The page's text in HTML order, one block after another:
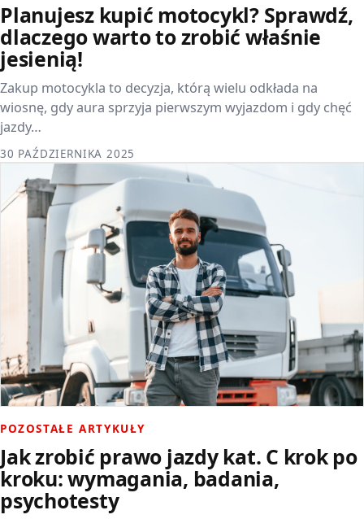
Planujesz kupić motocykl? Sprawdź,
dlaczego warto to zrobić właśnie
jesienią!
Zakup motocykla to decyzja, którą wielu odkłada na
wiosnę, gdy aura sprzyja pierwszym wyjazdom i gdy chęć
jazdy…
30 PAŹDZIERNIKA 2025
POZOSTAŁE ARTYKUŁY
Jak zrobić prawo jazdy kat. C krok po
kroku: wymagania, badania,
psychotesty